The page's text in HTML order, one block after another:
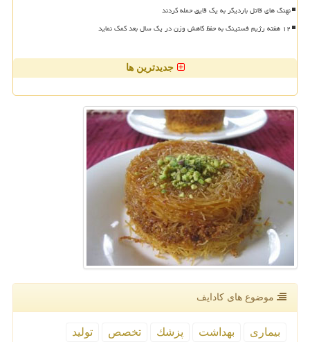
نهنگ های قاتل باردیگر به یک قایق حمله کردند
۱۲ هفته رژیم فستینگ به حفظ کاهش وزن در یک سال بعد کمک نماید
جدیدترین ها
موضوع های كادایف
بیماری بهداشت پزشك تخصص
تولید